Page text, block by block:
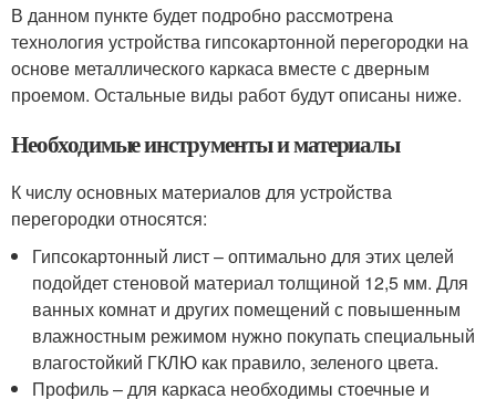
В данном пункте будет подробно рассмотрена
технология устройства гипсокартонной перегородки на
основе металлического каркаса вместе с дверным
проемом. Остальные виды работ будут описаны ниже.
Необходимые инструменты и материалы
К числу основных материалов для устройства
перегородки относятся:
Гипсокартонный лист – оптимально для этих целей
подойдет стеновой материал толщиной 12,5 мм. Для
ванных комнат и других помещений с повышенным
влажностным режимом нужно покупать специальный
влагостойкий ГКЛЮ как правило, зеленого цвета.
Профиль – для каркаса необходимы стоечные и